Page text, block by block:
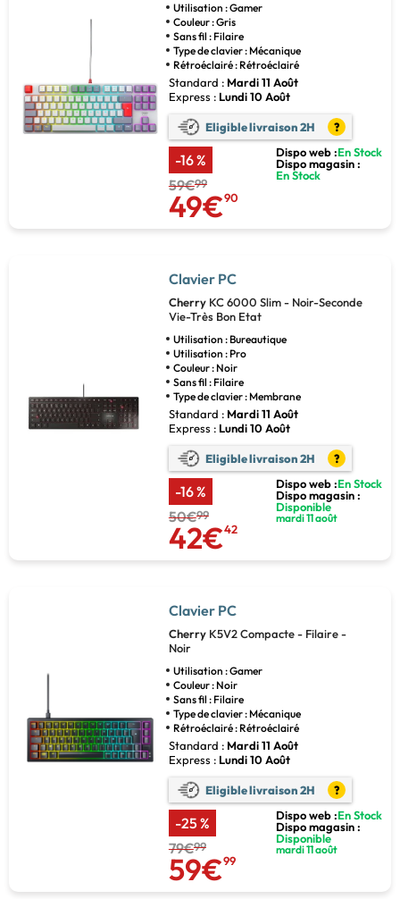
Utilisation : Gamer
Couleur : Gris
Sans fil : Filaire
Type de clavier : Mécanique
Rétroéclairé : Rétroéclairé
Standard : Mardi 11 Août
Express : Lundi 10 Août
Eligible livraison 2H ?
-16 %
59€99
49€90
Dispo web :En Stock
Dispo magasin :
En Stock
Clavier PC
Cherry KC 6000 Slim - Noir-Seconde
Vie-Très Bon Etat
Utilisation : Bureautique
Utilisation : Pro
Couleur : Noir
Sans fil : Filaire
Type de clavier : Membrane
Standard : Mardi 11 Août
Express : Lundi 10 Août
Eligible livraison 2H ?
-16 %
50€99
42€42
Dispo web :En Stock
Dispo magasin :
Disponible
mardi 11 août
Clavier PC
Cherry K5V2 Compacte - Filaire -
Noir
Utilisation : Gamer
Couleur : Noir
Sans fil : Filaire
Type de clavier : Mécanique
Rétroéclairé : Rétroéclairé
Standard : Mardi 11 Août
Express : Lundi 10 Août
Eligible livraison 2H ?
-25 %
79€99
59€99
Dispo web :En Stock
Dispo magasin :
Disponible
mardi 11 août